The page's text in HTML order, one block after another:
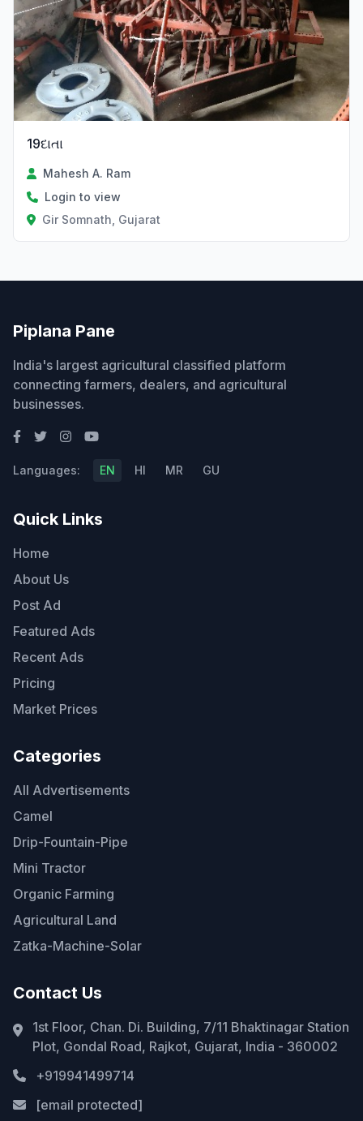
19દાતા
Mahesh A. Ram
Login to view
Gir Somnath, Gujarat
Piplana Pane
India's largest agricultural classified platform
connecting farmers, dealers, and agricultural
businesses.
Languages: EN HI MR GU
Quick Links
Home
About Us
Post Ad
Featured Ads
Recent Ads
Pricing
Market Prices
Categories
All Advertisements
Camel
Drip-Fountain-Pipe
Mini Tractor
Organic Farming
Agricultural Land
Zatka-Machine-Solar
Contact Us
1st Floor, Chan. Di. Building, 7/11 Bhaktinagar Station
Plot, Gondal Road, Rajkot, Gujarat, India - 360002
+919941499714
[email protected]